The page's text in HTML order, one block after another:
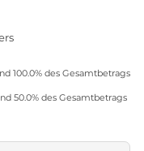
100.0% des Gesamtbetrags
50.0% des Gesamtbetrags